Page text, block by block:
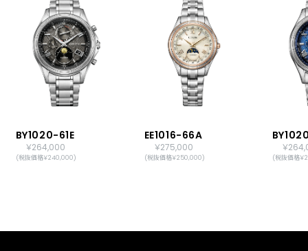
BY1020-61E
￥264,000
(税抜価格￥240,000)
EE1016-66A
￥275,000
(税抜価格￥250,000)
￥
(税抜価格